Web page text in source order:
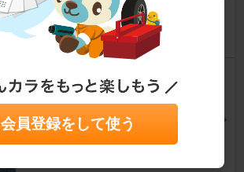
Audi純正(アウディ) シガーライ
ターキャップ
Q5 スポーツバック [FY]
dakinedesuさん
会員登録をして使う